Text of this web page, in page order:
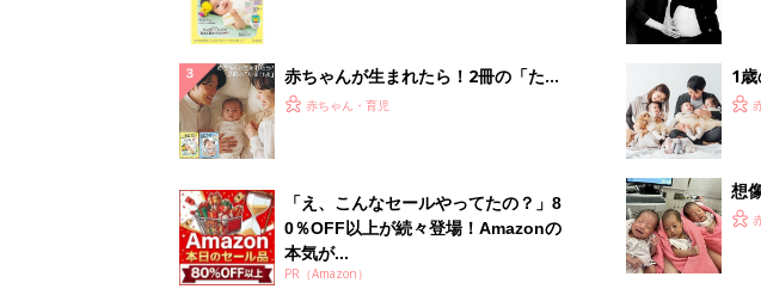
赤ちゃんが生まれたら！2冊の「たま
ひよ」
赤ちゃん・育児
「え、こんなセールやってたの？」8
0％OFF以上が続々登場！Amazonの
本気が...
PR（Amazon）
1
す
想
娠